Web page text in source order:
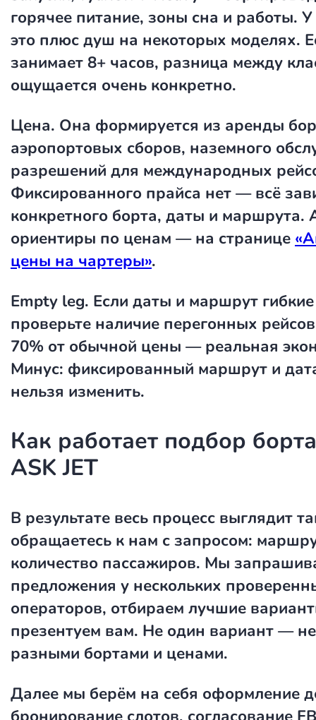
горячее питание, зоны сна и работы.
это плюс душ на некоторых моделях.
занимает 8+ часов, разница между
ощущается очень конкретно.
Цена. Она формируется из аренды
аэропортовых сборов, наземного
разрешений для международных
Фиксированного прайса нет — всё
конкретного борта, даты и маршрута.
ориентиры по ценам — на странице
цены на чартеры».
Empty leg. Если даты и маршрут
проверьте наличие перегонных
70% от обычной цены — реальная
Минус: фиксированный маршрут и
нельзя изменить.
Как работает подбор
ASK JET
В результате весь процесс выглядит
обращаетесь к нам с запросом:
количество пассажиров. Мы
предложения у нескольких
операторов, отбираем лучшие
презентуем вам. Не один вариант —
разными бортами и ценами.
Далее мы берём на себя оформление